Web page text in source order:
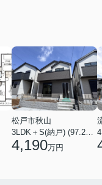
松戸市秋山
4,190万円